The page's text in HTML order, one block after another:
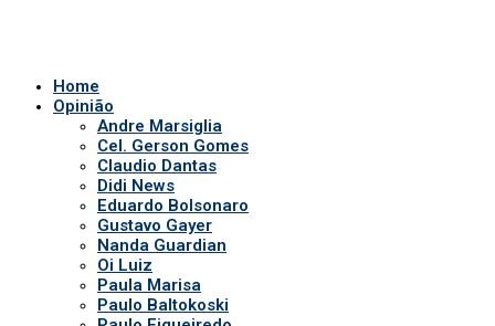
Vinicius Carrion
TV Show
Auriverde Brasil
Dicas de Visão
Fio diário
Interview
Saúde Bucal
Tv Miami USA
Notícias em Geral
Quem somos
POLÍTICA DE PRIVACIDADE
APP DA TV
Comerciais